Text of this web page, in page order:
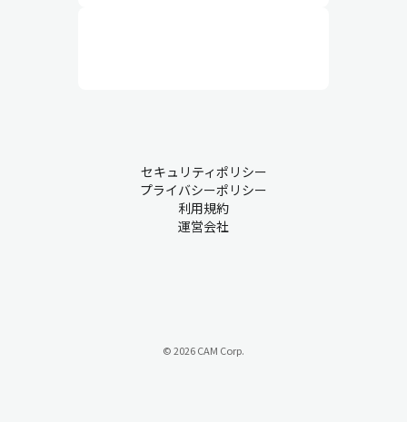
セキュリティポリシー
プライバシーポリシー
利用規約
運営会社
© 2026 CAM Corp.